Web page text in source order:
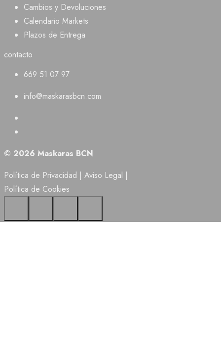
Cambios y Devoluciones
Calendario Markets
Plazos de Entrega
contacto
669 51 07 97
info@maskarasbcn.com
© 2026 Maskaras BCN
Política de Privacidad | Aviso Legal |
Política de Cookies